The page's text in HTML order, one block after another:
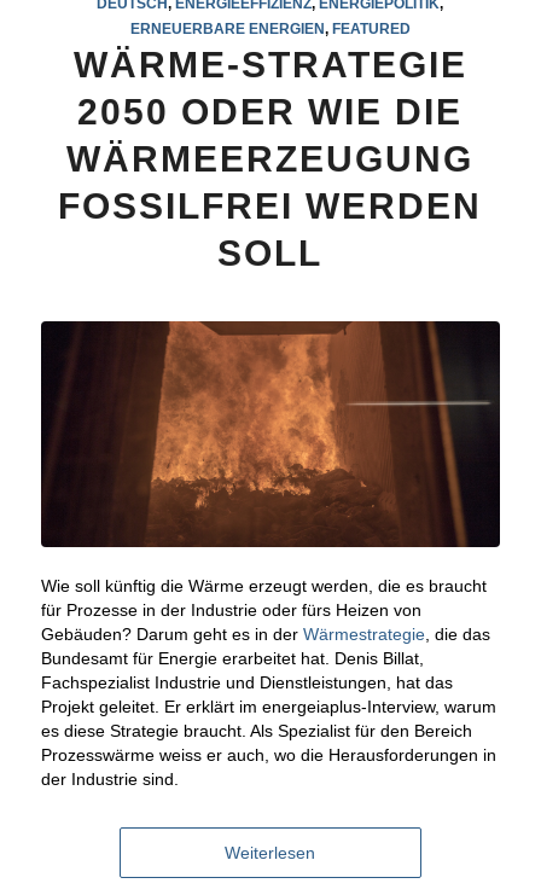
ERNEUERBARE ENERGIEN, FEATURED
WÄRME-STRATEGIE
2050 ODER WIE DIE
WÄRMEERZEUGUNG
FOSSILFREI WERDEN
SOLL
Wie soll künftig die Wärme erzeugt werden, die es braucht
für Prozesse in der Industrie oder fürs Heizen von
Gebäuden? Darum geht es in der Wärmestrategie, die das
Bundesamt für Energie erarbeitet hat. Denis Billat,
Fachspezialist Industrie und Dienstleistungen, hat das
Projekt geleitet. Er erklärt im energeiaplus-Interview, warum
es diese Strategie braucht. Als Spezialist für den Bereich
Prozesswärme weiss er auch, wo die Herausforderungen in
der Industrie sind.
Weiterlesen